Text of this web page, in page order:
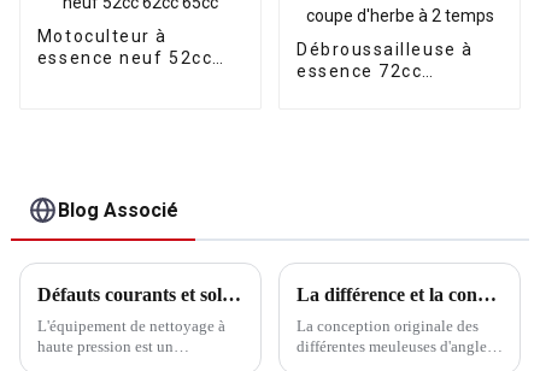
Motoculteur à
essence neuf 52cc
Débroussailleuse à
essence 72cc
Blog Associé
Défauts courants et solutions des machines de nettoyage à haute pression
L'équipement de nettoyage à
haute pression est un
La différence et la connexion entre la meuleuse d'angle, la machine à marbre et la scie circulaire électrique
La conception originale des
différentes meuleuses d'angle